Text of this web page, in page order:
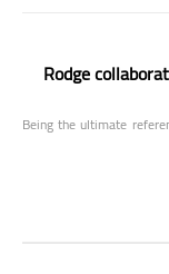
Rodge
Being the ultimate